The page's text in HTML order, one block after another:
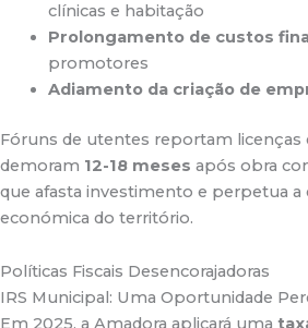
clínicas e habitação
Prolongamento de custos
promotores
Adiamento da criação de
Fóruns de utentes reportam licenças
demoram 12-18 meses após obra
que afasta investimento e perpetua a
económica do território.
Políticas Fiscais Desencorajadoras
IRS Municipal: Uma Oportunidade